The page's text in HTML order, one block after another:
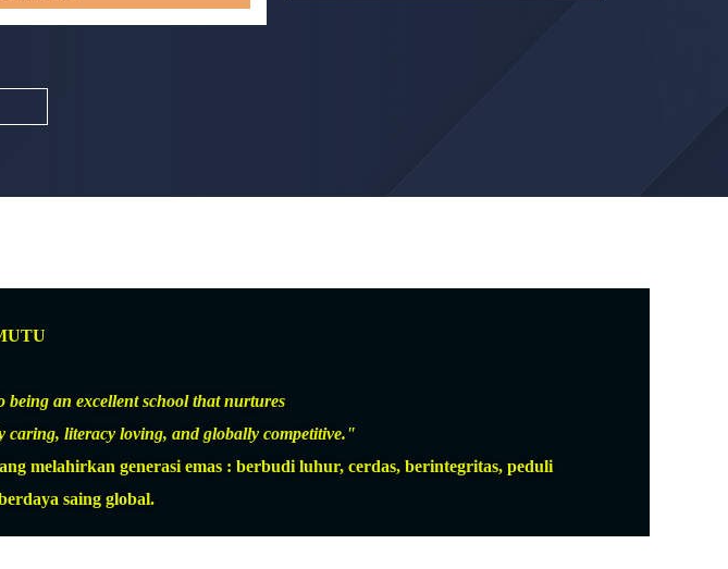
an excellent school that nurtures
caring, literacy loving, and globally competitive."
melahirkan generasi emas : berbudi luhur, cerdas, berintegritas, peduli
saing global.